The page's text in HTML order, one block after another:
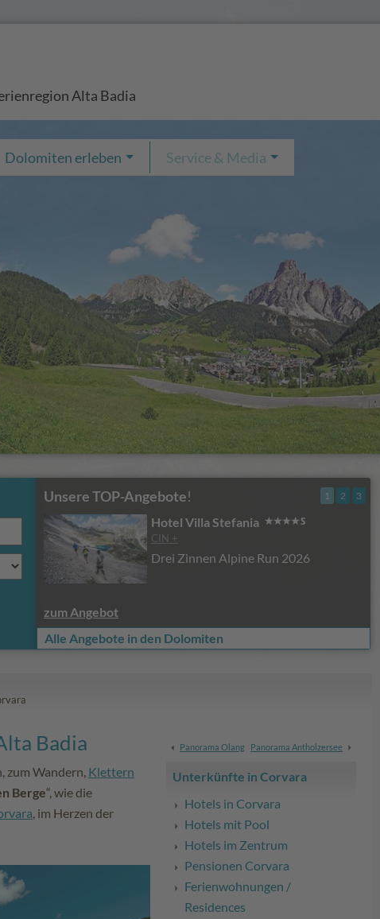
Alta Badia
Unsere TOP-Angebote!
Hotel Villa Stefania
CIN +
Drei Zinnen Alpine Run 2026
zum Angebot
1 2 3
Alle Angebote in den Dolomiten
Dolomiten erleben Service & Media
Badia Panorama Olang Panorama Antholzersee
zum Wandern, Klettern
Berge“, wie die
, im Herzen der
Unterkünfte in Corvara
Hotels in Corvara
Hotels mit Pool
Hotels im Zentrum
Pensionen Corvara
Ferienwohnungen /
Residences